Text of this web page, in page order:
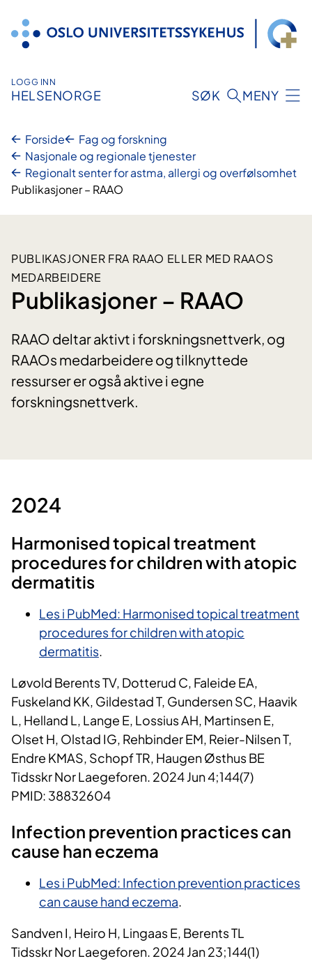
innhold
LOGG INN
HELSENORGE SØK MENY
Forside
Fag og forskning
Nasjonale og regionale tjenester
Regionalt senter for astma, allergi og overfølsomhet
Publikasjoner – RAAO
PUBLIKASJONER FRA RAAO ELLER MED RAAOS
MEDARBEIDERE
Publikasjoner – RAAO
RAAO deltar aktivt i forskningsnettverk, og
RAAOs medarbeidere og tilknyttede
ressurser er også aktive i egne
forskningsnettverk.
2024
Harmonised topical treatment
procedures for children with atopic
dermatitis
Les i PubMed: Harmonised topical treatment
procedures for children with atopic
dermatitis.
Løvold Berents TV, Dotterud C, Faleide EA,
Fuskeland KK, Gildestad T, Gundersen SC, Haavik
L, Helland L, Lange E, Lossius AH, Martinsen E,
Olset H, Olstad IG, Rehbinder EM, Reier-Nilsen T,
Endre KMAS, Schopf TR, Haugen Østhus BE
Tidsskr Nor Laegeforen. 2024 Jun 4;144(7)
PMID: 38832604
Infection prevention practices can
cause han eczema
Les i PubMed: Infection prevention practices
can cause hand eczema.
Sandven I, Heiro H, Lingaas E, Berents TL
Tidsskr Nor Laegeforen. 2024 Jan 23;144(1)